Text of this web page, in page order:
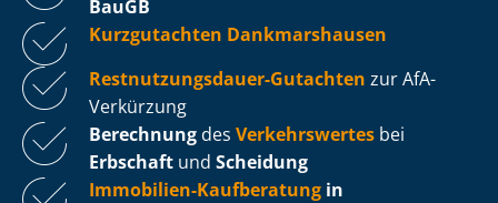
BauGB
Kurzgutachten Dankmarshausen
Rest­nut­zungs­dau­er-Gutachten zur AfA-
Verkürzung
Berechnung des Verkehrswertes bei
Erbschaft und Scheidung
Immobilien-Kaufberatung in